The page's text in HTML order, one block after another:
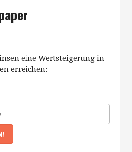
eine Wertsteigerung in
erreichen: